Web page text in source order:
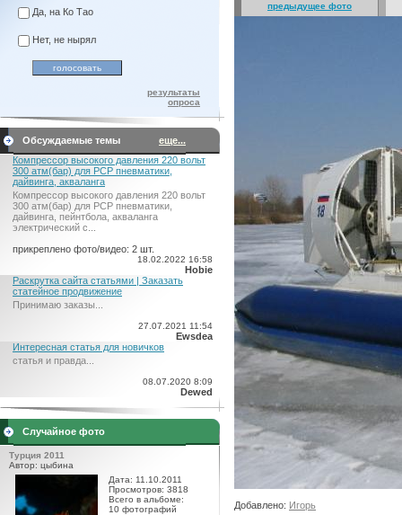
Да, на Ко Тао
Нет, не нырял
результаты
опроса
Обсуждаемые темы
еще...
Компрессор высокого давления 220 вольт
300 атм(бар) для PCP пневматики,
дайвинга, акваланга
Компрессор высокого давления 220 вольт
300 атм(бар) для PCP пневматики,
дайвинга, пейнтбола, акваланга
электрический c...
прикреплено фото/видео: 2 шт.
18.02.2022 16:58
Hobie
Раскрутка сайта статьями | Заказать
статейное продвижение
Принимаю заказы...
27.07.2021 11:54
Ewsdea
Интересная статья для новичков
статья и правда...
08.07.2020 8:09
Dewed
Случайное фото
Турция 2011
Автор: цыбина
Дата: 11.10.2011
Просмотров: 3818
Всего в альбоме:
10 фотографий
предыдущее фото
Добавлено: Игорь